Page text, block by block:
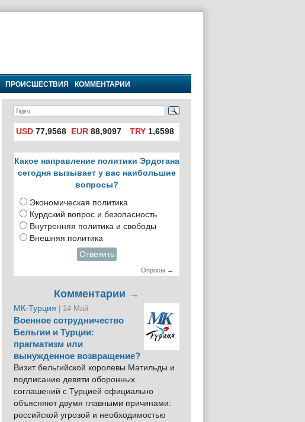
ПРОИСШЕСТВИЯ КОММЕНТАРИИ
USD 77,9568 EUR 88,9097 TRY1,6598
Какое направление политики Эрдогана
сегодня вызывает у вас наибольшие
вопросы?
Экономическая политика
Курдский вопрос и безопасность
Внутренняя политика и свободы
Внешняя политика
Ответить
Опросы →
Комментарии →
МК-Турция | 14 Май
Военное сотрудничество
Бельгии и Турции:
прагматизм или
вынужденное возвращение?
Визит бельгийской королевы Матильды и
подписание девяти оборонных
соглашений с Турцией официально
объясняют двумя главными причинами:
российской угрозой и необходимостью